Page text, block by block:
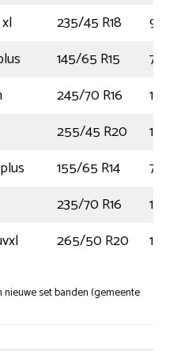
235/45 R18
98Y
145/65 R15
72T
245/70 R16
107H
255/45 R20
155/65 R14
75T
235/70 R16
265/50 R20 111V
set banden (gemeente